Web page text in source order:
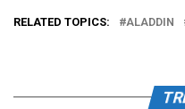
RELATED TOPICS: ALADDIN